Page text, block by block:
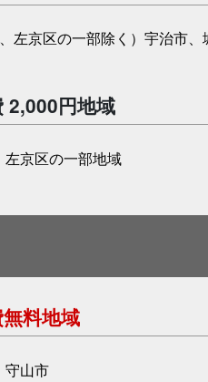
左京区の一部除く）宇治市
2,000円地域
京区の一部地域
料地域
守山市